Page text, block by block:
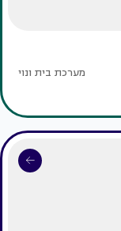
מערכת בית ונוי